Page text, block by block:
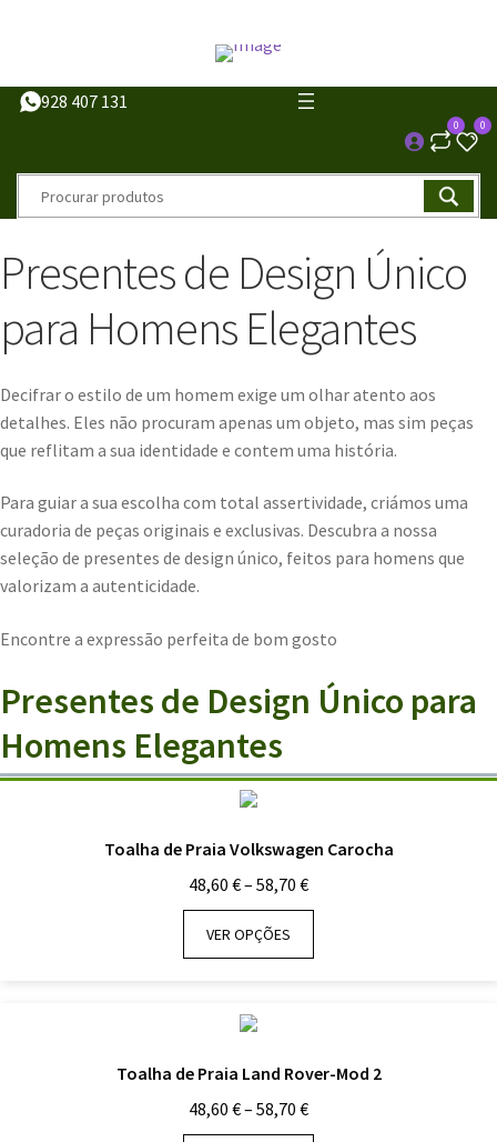
928 407 131
0 0
Presentes de Design Único
para Homens Elegantes
Decifrar o estilo de um homem exige um olhar atento aos
detalhes. Eles não procuram apenas um objeto, mas sim peças
que reflitam a sua identidade e contem uma história.
Para guiar a sua escolha com total assertividade, criámos uma
curadoria de peças originais e exclusivas. Descubra a nossa
seleção de presentes de design único, feitos para homens que
valorizam a autenticidade.
Encontre a expressão perfeita de bom gosto
Presentes de Design Único para
Homens Elegantes
Toalha de Praia Volkswagen Carocha
48,60 €– 58,70 €Price
range:
VER OPÇÕES
Toalha de Praia Land Rover-Mod 2
48,60 €– 58,70 €Price
range: